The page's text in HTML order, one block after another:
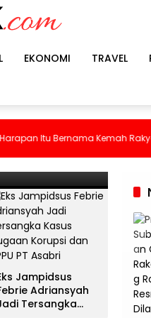
EKONOMI TRAVEL
Bernama Kemah Rakyat
Gelar
Jampidsus
Adriansyah
Tersangka